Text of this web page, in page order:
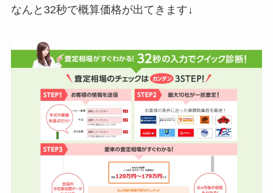
なんと32秒で概算価格が出てきます↓